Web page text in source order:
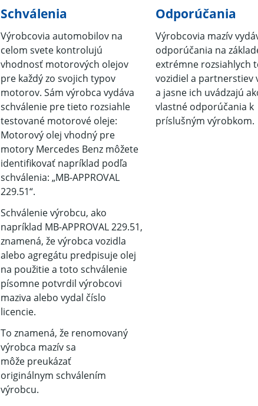
Schválenia
Výrobcovia automobilov na
celom svete kontrolujú
vhodnosť motorových olejov
pre každý zo svojich typov
motorov. Sám výrobca vydáva
schválenie pre tieto rozsiahle
testované motorové oleje:
Motorový olej vhodný pre
motory Mercedes Benz môžete
identifikovať napríklad podľa
schválenia: „MB-APPROVAL
229.51“.
Schválenie výrobcu, ako
napríklad MB-APPROVAL 229.51,
znamená, že výrobca vozidla
alebo agregátu predpisuje olej
na použitie a toto schválenie
písomne potvrdil výrobcovi
maziva alebo vydal číslo
licencie.
To znamená, že renomovaný
výrobca mazív sa
môže preukázať
originálnym schválením
výrobcu.
Odporúčania
Výrobcovia mazív
odporúčania na
extrémne rozsiahlych
vozidiel a partnerstiev
a jasne ich uvádzajú
vlastné odporúčania k
príslušným výrobkom.